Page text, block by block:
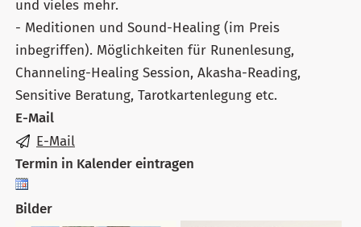
und vieles mehr.
- Meditionen und Sound-Healing (im Preis
inbegriffen). Möglichkeiten für Runenlesung,
Channeling-Healing Session, Akasha-Reading,
Sensitive Beratung, Tarotkartenlegung etc.
E-Mail
E-Mail
Termin in Kalender eintragen
Bilder